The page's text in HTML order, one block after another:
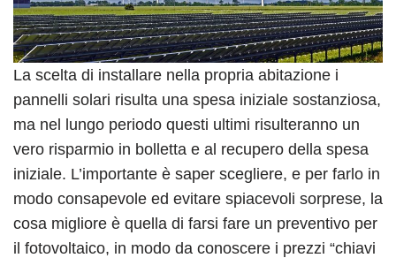
La scelta di installare nella propria abitazione i
pannelli solari risulta una spesa iniziale sostanziosa,
ma nel lungo periodo questi ultimi risulteranno un
vero risparmio in bolletta e al recupero della spesa
iniziale. L’importante è saper scegliere, e per farlo in
modo consapevole ed evitare spiacevoli sorprese, la
cosa migliore è quella di farsi fare un preventivo per
il fotovoltaico, in modo da conoscere i prezzi “chiavi